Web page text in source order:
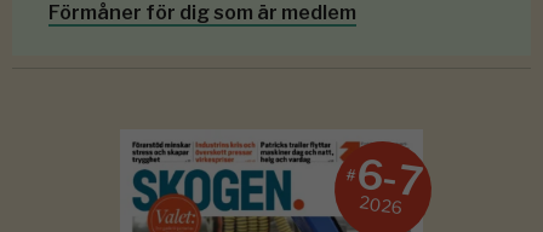
Förmåner för dig som är medlem
#6-7
2026